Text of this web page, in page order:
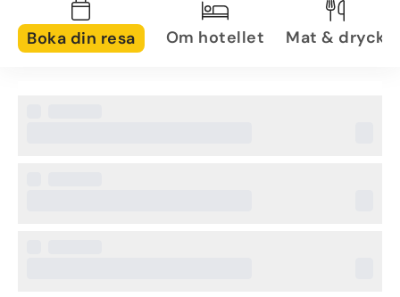
Boka din resa Om hotellet Mat & dryck